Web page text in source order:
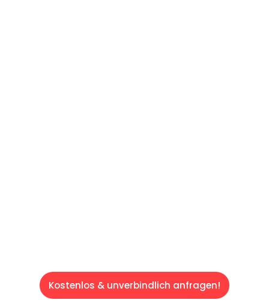
Kostenlos & unverbindlich anfragen!